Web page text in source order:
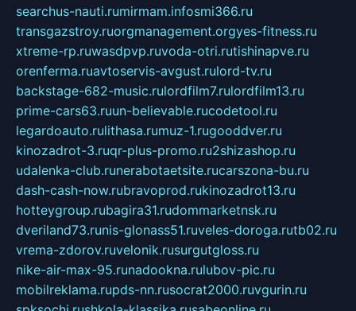
searchus-nauti.rumirmam.infosmi366.ru
transgazstroy.ruorgmanagement.orgyes-fitness.ru
xtreme-rp.ruwasdpvp.ruvoda-otri.rutishinapve.ru
orenferma.ruavtoservis-avgust.rulord-tv.ru
backstage-682-music.rulordfilm7.rulordfilm13.ru
prime-cars63.ruun-believable.rucodetool.ru
legardoauto.rulithasa.rumuz-1.rugooddver.ru
kinozadrot-3.ruqr-plus-promo.ru2shizashop.ru
udalenka-club.runerabotaetsite.rucarszona-bu.ru
dash-cash-now.rubravoprod.rukinozadrot13.ru
hotteygroup.rubagira31.rudommarketnsk.ru
dveriland73.runis-glonass51.ruveles-doroga.rutb02.ru
vrema-zdorov.ruvelonik.rusurgutgloss.ru
nike-air-max-95.runadookna.rulubov-pic.ru
mobilreklama.rupds-nn.rusocrat2000.ruvgurin.ru